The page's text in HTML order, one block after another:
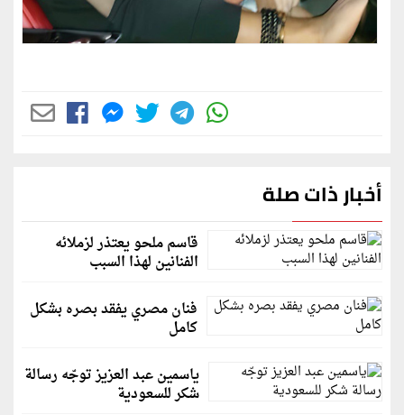
أخبار ذات صلة
قاسم ملحو يعتذر لزملائه
الفنانين لهذا السبب
فنان مصري يفقد بصره بشكل
كامل
ياسمين عبد العزيز توجّه رسالة
شكر للسعودية